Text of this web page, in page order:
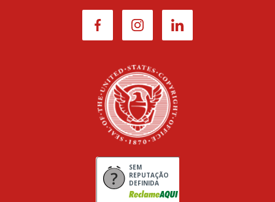
SEM
REPUTAÇÃO
DEFINIDA